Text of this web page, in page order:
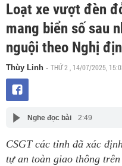
Loạt xe vượt đèn
mang biển số sau
nguội theo Nghị
Thùy Linh - THỨ 2 , 14/07/2025,
Nghe đọc bài 2:49
CSGT các tỉnh đã xác
tự an toàn giao thông